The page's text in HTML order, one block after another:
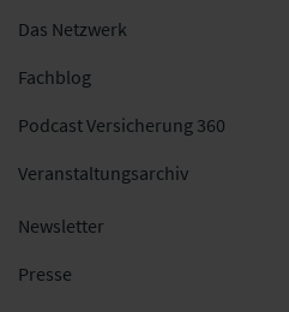
Das Netzwerk
Fachblog
Podcast Versicherung 360
Veranstaltungsarchiv
Newsletter
Presse